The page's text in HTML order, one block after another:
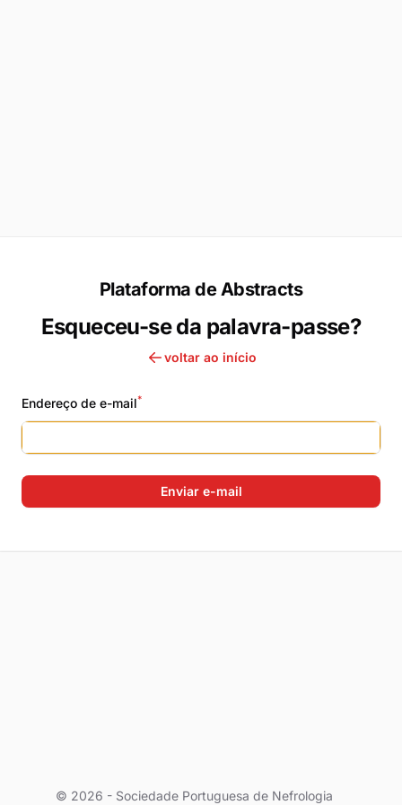
Plataforma de Abstracts
Esqueceu-se da palavra-passe?
voltar ao início
Endereço de e-mail*
Enviar e-mail
© 2026 - Sociedade Portuguesa de Nefrologia